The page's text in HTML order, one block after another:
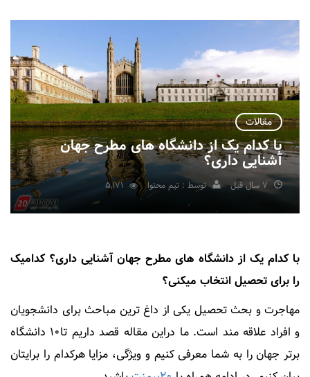
مقالات
با کدام یک از دانشگاه های مطرح جهان
آشنایی داری؟
7 سال قبل توسط : تیم محتوا 5,171
با کدام یک از دانشگاه های مطرح جهان آشنایی داری؟ کدامیک
را برای تحصیل انتخاب میکنی؟
مهاجرت و بحث تحصیل یکی از داغ ترین مباحث برای دانشجویان
و افراد علاقه مند است. ما دراین مقاله قصد داریم تا۱۰ دانشگاه
برتر جهان را به شما معرفی کنیم و ویژگی، مزایا هرکدام را برایتان